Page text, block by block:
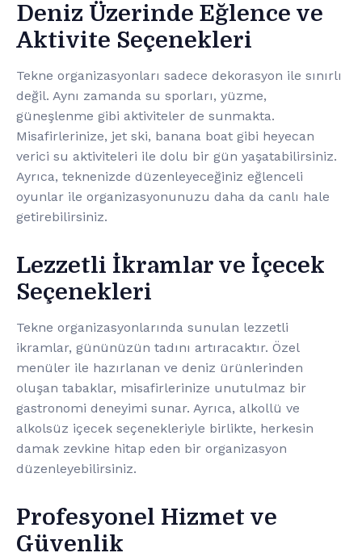
Deniz Üzerinde Eğlence ve
Aktivite Seçenekleri
Tekne organizasyonları sadece dekorasyon ile sınırlı
değil. Aynı zamanda su sporları, yüzme,
güneşlenme gibi aktiviteler de sunmakta.
Misafirlerinize, jet ski, banana boat gibi heyecan
verici su aktiviteleri ile dolu bir gün yaşatabilirsiniz.
Ayrıca, teknenizde düzenleyeceğiniz eğlenceli
oyunlar ile organizasyonunuzu daha da canlı hale
getirebilirsiniz.
Lezzetli İkramlar ve İçecek
Seçenekleri
Tekne organizasyonlarında sunulan lezzetli
ikramlar, gününüzün tadını artıracaktır. Özel
menüler ile hazırlanan ve deniz ürünlerinden
oluşan tabaklar, misafirlerinize unutulmaz bir
gastronomi deneyimi sunar. Ayrıca, alkollü ve
alkolsüz içecek seçenekleriyle birlikte, herkesin
damak zevkine hitap eden bir organizasyon
düzenleyebilirsiniz.
Profesyonel Hizmet ve
Güvenlik